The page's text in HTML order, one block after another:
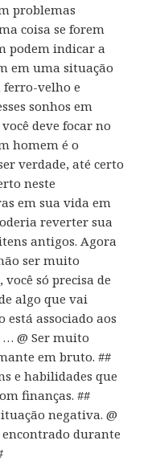
problemas
coisa se forem
podem indicar a
em uma situação
ferro-velho e
sonhos em
deve focar no
homem é o
verdade, até certo
neste
em sua vida em
reverter sua
antigos. Agora
ser muito
só precisa de
algo que vai
está associado aos
@ Ser muito
em bruto. ##
e habilidades que
finanças. ##
negativa. @
encontrado durante